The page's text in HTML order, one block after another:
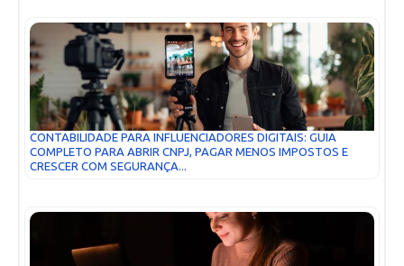
CONTABILIDADE PARA INFLUENCIADORES DIGITAIS: GUIA
COMPLETO PARA ABRIR CNPJ, PAGAR MENOS IMPOSTOS E
CRESCER COM SEGURANÇA...